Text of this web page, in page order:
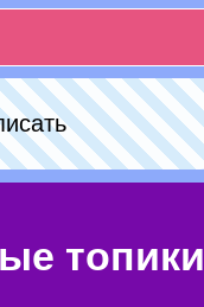
топики